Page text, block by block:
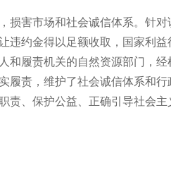
损害市场和社会诚信体系。针对
违约金得以足额收取，国家利益
和履责机关的自然资源部门，经
履责，维护了社会诚信体系和行
责、保护公益、正确引导社会主